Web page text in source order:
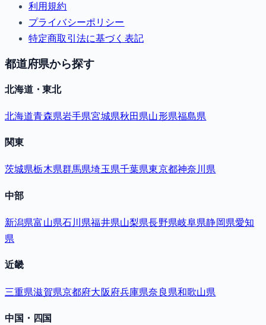
利用規約
プライバシーポリシー
特定商取引法に基づく表記
都道府県から探す
北海道・東北
北海道青森県岩手県宮城県秋田県山形県福島県
関東
茨城県栃木県群馬県埼玉県千葉県東京都神奈川県
中部
新潟県富山県石川県福井県山梨県長野県岐阜県静岡県愛知
県
近畿
三重県滋賀県京都府大阪府兵庫県奈良県和歌山県
中国・四国